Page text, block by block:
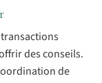
des conseils.
de